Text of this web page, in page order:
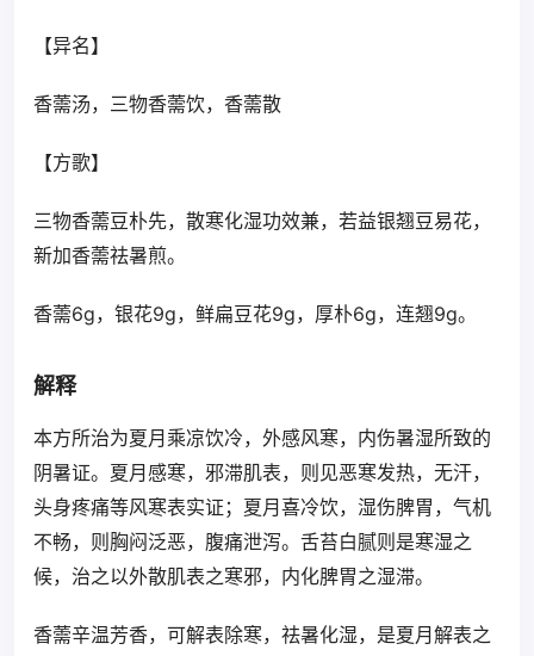
【异名】
香薷汤，三物香薷饮，香薷散
【方歌】
三物香薷豆朴先，散寒化湿功效兼，若益银翘豆易花，
新加香薷祛暑煎。
香薷6g，银花9g，鲜扁豆花9g，厚朴6g，连翘9g。
解释
本方所治为夏月乘凉饮冷，外感风寒，内伤暑湿所致的
阴暑证。夏月感寒，邪滞肌表，则见恶寒发热，无汗，
头身疼痛等风寒表实证；夏月喜冷饮，湿伤脾胃，气机
不畅，则胸闷泛恶，腹痛泄泻。舌苔白腻则是寒湿之
候，治之以外散肌表之寒邪，内化脾胃之湿滞。
香薷辛温芳香，可解表除寒，祛暑化湿，是夏月解表之